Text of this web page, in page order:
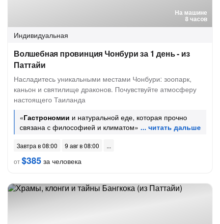
На машине
8 часов
Индивидуальная
Волшебная провинция Чонбури за 1 день - из
Паттайи
Насладитесь уникальными местами Чонбури: зоопарк,
каньон и святилище драконов. Почувствуйте атмосферу
настоящего Таиланда
«Гастрономии и натуральной еде, которая прочно
связана с философией и климатом»
Завтра в 08:00
9 авг в 08:00
от$385 за человека